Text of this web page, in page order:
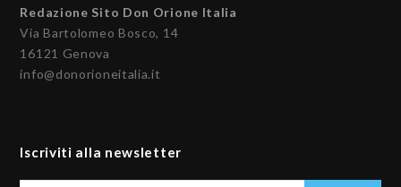
Redazione Sito Don Orione Italia
Via Bartolomeo Bosco, 14
16121 Genova
info@donorioneitalia.it
Iscriviti alla newsletter